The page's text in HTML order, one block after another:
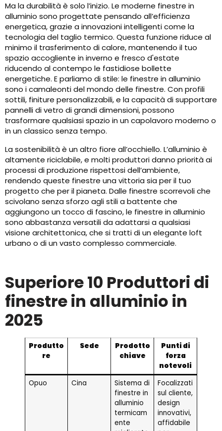
Ma la durabilità è solo l’inizio. Le moderne finestre in
alluminio sono progettate pensando all’efficienza
energetica, grazie a innovazioni intelligenti come la
tecnologia del taglio termico. Questa funzione riduce al
minimo il trasferimento di calore, mantenendo il tuo
spazio accogliente in inverno e fresco d'estate
riducendo al contempo le fastidiose bollette
energetiche. E parliamo di stile: le finestre in alluminio
sono i camaleonti del mondo delle finestre. Con profili
sottili, finiture personalizzabili, e la capacità di supportare
pannelli di vetro di grandi dimensioni, possono
trasformare qualsiasi spazio in un capolavoro moderno o
in un classico senza tempo.
La sostenibilità è un altro fiore all’occhiello. L’alluminio è
altamente riciclabile, e molti produttori danno priorità ai
processi di produzione rispettosi dell’ambiente,
rendendo queste finestre una vittoria sia per il tuo
progetto che per il pianeta. Dalle finestre scorrevoli che
scivolano senza sforzo agli stili a battente che
aggiungono un tocco di fascino, le finestre in alluminio
sono abbastanza versatili da adattarsi a qualsiasi
visione architettonica, che si tratti di un elegante loft
urbano o di un vasto complesso commerciale.
Superiore 10 Produttori di
finestre in alluminio in
2025
Produtto
re
Sede
Prodotto
chiave
Punti di
forza
notevoli
Opuo
Cina
Sistema di
finestre in
alluminio
termicam
ente
Focalizzati
sul cliente,
design
innovativi,
affidabile